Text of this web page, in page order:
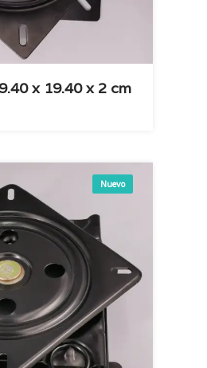
x 19.40 x 2 cm
Nuevo